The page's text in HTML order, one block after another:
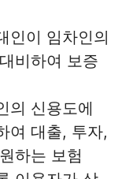
인이 임차인의
비하여 보증
의 신용도에
여 대출, 투자,
하는 보험